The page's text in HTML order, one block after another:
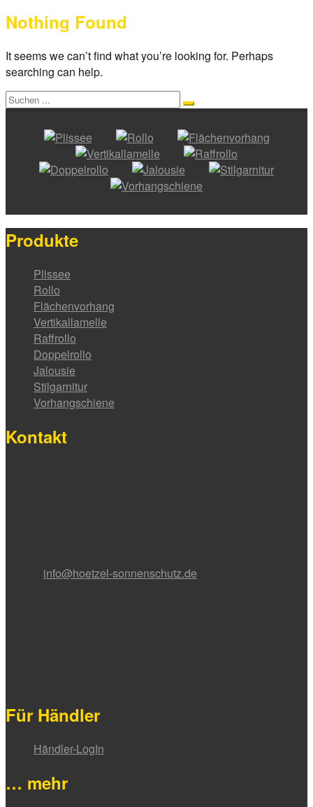
März
anova
Nothing Found
It seems we can’t find what you’re looking for. Perhaps
searching can help.
Search
for:
Search
Produkte
Plissee
Rollo
Flächenvorhang
Vertikallamelle
Raffrollo
Doppelrollo
Jalousie
Stilgarnitur
Vorhangschiene
Kontakt
info@hoetzel-sonnenschutz.de
Für Händler
Händler-LogIn
… mehr